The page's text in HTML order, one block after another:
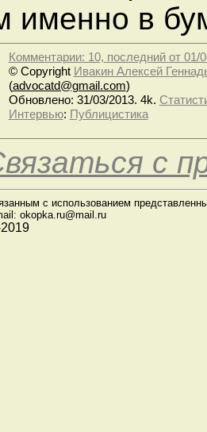
именно в
Комментарии: 10, последний от 01/
© Copyright Ивакин Алексей
(advocatd@gmail.com)
Обновлено: 31/03/2013. 4k.
Интервью: Публицистика
с
с использованием
okopka.ru@mail.ru